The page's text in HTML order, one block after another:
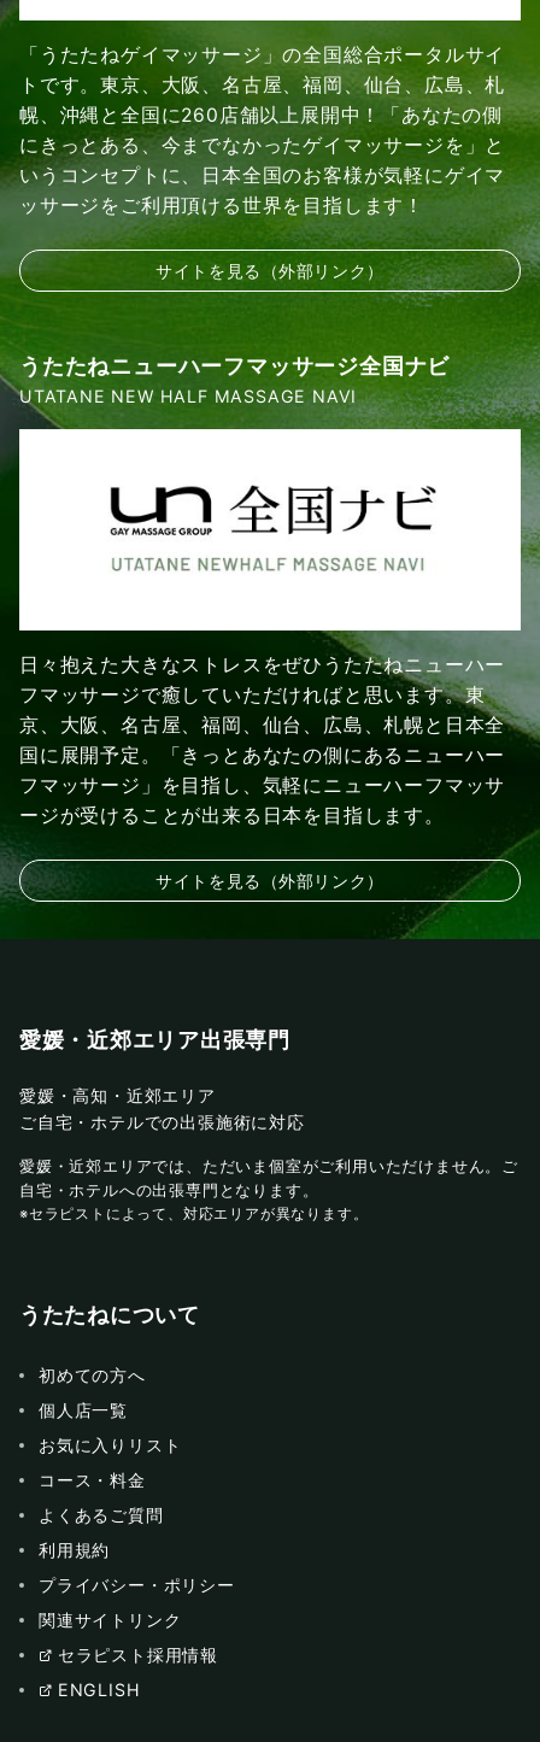
「うたたねゲイマッサージ」の全国総合ポータルサイ
トです。東京、大阪、名古屋、福岡、仙台、広島、札
幌、沖縄と全国に260店舗以上展開中！「あなたの側
にきっとある、今までなかったゲイマッサージを」と
いうコンセプトに、日本全国のお客様が気軽にゲイマ
ッサージをご利用頂ける世界を目指します！
サイトを見る（外部リンク）
うたたねニューハーフマッサージ全国ナビ
UTATANE NEW HALF MASSAGE NAVI
日々抱えた大きなストレスをぜひうたたねニューハー
フマッサージで癒していただければと思います。東
京、大阪、名古屋、福岡、仙台、広島、札幌と日本全
国に展開予定。「きっとあなたの側にあるニューハー
フマッサージ」を目指し、気軽にニューハーフマッサ
ージが受けることが出来る日本を目指します。
サイトを見る（外部リンク）
愛媛・近郊エリア出張専門
愛媛・高知・近郊エリア
ご自宅・ホテルでの出張施術に対応
愛媛・近郊エリアでは、ただいま個室がご利用いただけません。ご
自宅・ホテルへの出張専門となります。
※セラピストによって、対応エリアが異なります。
うたたねについて
初めての方へ
個人店一覧
お気に入りリスト
コース・料金
よくあるご質問
利用規約
プライバシー・ポリシー
関連サイトリンク
セラピスト採用情報
ENGLISH